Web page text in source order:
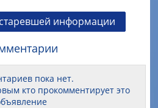
информации
пока нет.
кто прокомментирует это